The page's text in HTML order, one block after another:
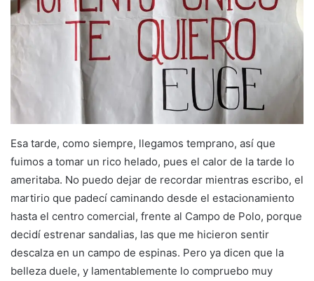
Esa tarde, como siempre, llegamos temprano, así que
fuimos a tomar un rico helado, pues el calor de la tarde lo
ameritaba. No puedo dejar de recordar mientras escribo, el
martirio que padecí caminando desde el estacionamiento
hasta el centro comercial, frente al Campo de Polo, porque
decidí estrenar sandalias, las que me hicieron sentir
descalza en un campo de espinas. Pero ya dicen que la
belleza duele, y lamentablemente lo compruebo muy